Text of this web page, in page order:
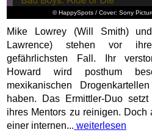
© HappySpots / Cover: Sony
Mike Lowrey (Will Smith)
Lawrence) stehen vor
gefährlichsten Fall. Ihr
Howard wird posthum
mexikanischen
haben. Das Ermittler-Duo
ihres Mentors zu reinigen. Doch
einer internen... weiterlesen